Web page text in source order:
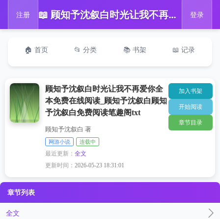
注册 📖 顾知予沈叙白时光让我不再爱你全本免费在线阅读_顾知予沈叙白顾知予沈叙白免费阅读笔趣阁txt 登录
🏠 首页 📂 分类 📚 书架 📖 记录
顾知予沈叙白时光让我不再爱你全
本免费在线阅读_顾知予沈叙白顾知
予沈叙白免费阅读笔趣阁txt
顾知予沈叙白 著
网游小说 连载中
最近更新：全文
更新时间：2026-05-23 18:31:01
加入书架
开始阅读
章节目录
章节列表
全文